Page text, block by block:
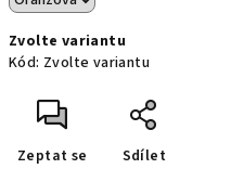
Zvolte variantu
Kód: Zvolte variantu
Zeptat se Sdílet